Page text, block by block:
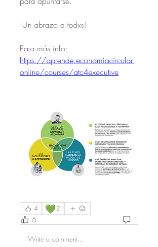
¡Un abrazo a todxs!
https://aprende.economiacircular.
online/courses/atc4executive
4 💚2
6 1
Write a comment...